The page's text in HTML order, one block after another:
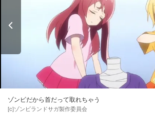
ゾンビだから首だって取れちゃう
[c]ゾンビランドサガ製作委員会